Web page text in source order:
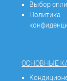
Выбор
Политика
ОСНОВНЫЕ